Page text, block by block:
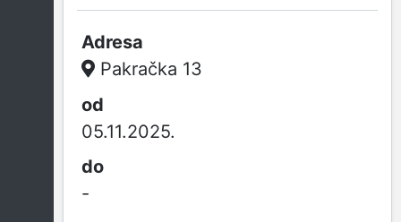
Pakračka 13
05.11.2025.
-